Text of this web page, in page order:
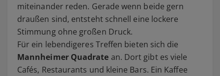
miteinander reden. Gerade wenn beide gern
draußen sind, entsteht schnell eine lockere
Stimmung ohne großen Druck.
Für ein lebendigeres Treffen bieten sich die
Mannheimer Quadrate an. Dort gibt es viele
Cafés, Restaurants und kleine Bars. Ein Kaffee